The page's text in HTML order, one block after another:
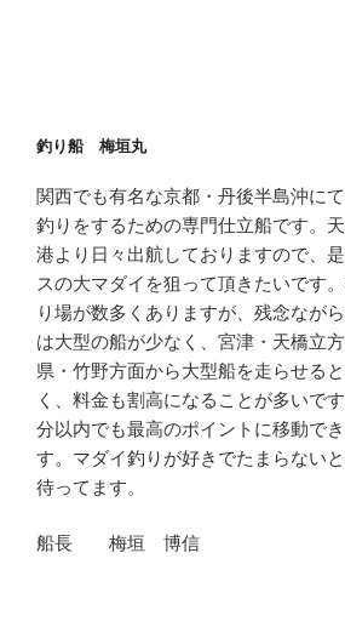
釣り船 梅垣丸
関西でも有名な京都・丹後半島沖に
釣りをするための専門仕立船です。
港より日々出航しておりますので、
スの大マダイを狙って頂きたいです
り場が数多くありますが、残念なが
は大型の船が少なく、宮津・天橋立
県・竹野方面から大型船を走らせる
く、料金も割高になることが多いで
分以内でも最高のポイントに移動で
す。マダイ釣りが好きでたまらない
待ってます。
船長 梅垣 博信